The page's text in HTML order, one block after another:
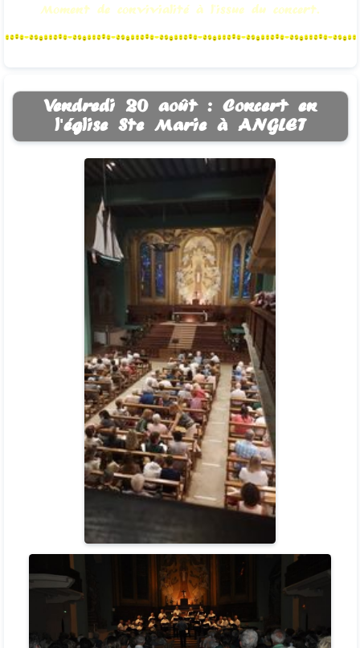
Moment de convivialité à l'issue du concert.
Vendredi 20 août : Concert en
l'église Ste Marie à ANGLET